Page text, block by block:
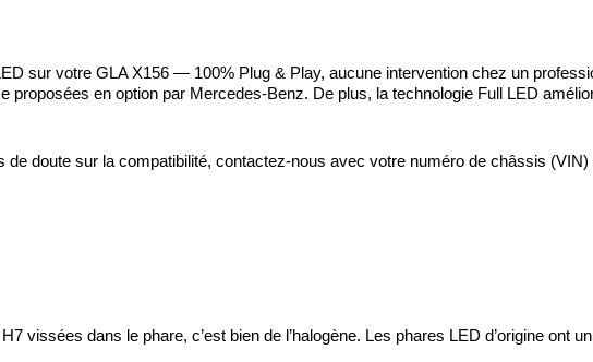
sur votre GLA X156 — 100% Plug & Play, aucune intervention chez un
en option par Mercedes-Benz. De plus, la technologie Full LED
doute sur la compatibilité, contactez-nous avec votre numéro de châssis
dans le phare, c’est bien de l’halogène. Les phares LED d’origine ont